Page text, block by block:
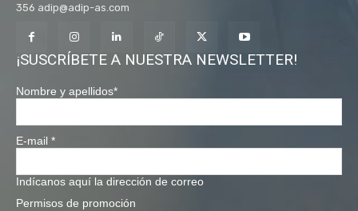
356 adip@adip-as.com
¡SUSCRÍBETE A NUESTRA NEWSLETTER!
Nombre y apellidos*
E-mail *
Indícanos aquí la dirección de correo
Permisos de promoción